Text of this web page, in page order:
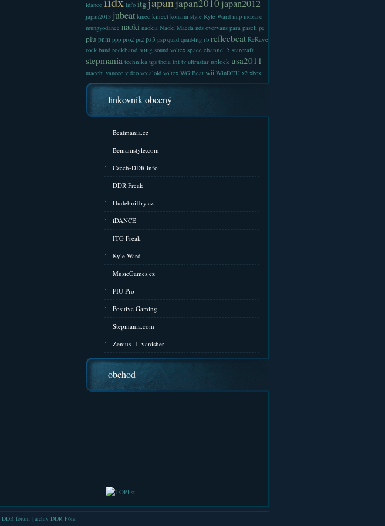
idance
info itg japan2010 japan2012
japan2013 jubeat kinec kinect konami style Kyle Ward mlp mozarc
mungyodance naoki naokia Naoki Maeda nds overvans para paseli pc
piu pnm ppp pro2 ps2 ps3 psp quad quad4itg rb reflecbeat ReRave
rock band rockband song sound voltex space channel 5 starcraft
stepmania technika tgs theia tnt tv ultrastar unlock usa2011
utacchi vanoce video vocaloid voltex WGiBeat wii WinDEU x2 xbox
linkovník obecný
Beatmania.cz
Bemanistyle.com
Czech-DDR.info
DDR Freak
HudebniHry.cz
iDANCE
ITG Freak
Kyle Ward
MusicGames.cz
PIU Pro
Positive Gaming
Stepmania.com
Zenius -I- vanisher
obchod
DDR fórum archiv DDR Fóra